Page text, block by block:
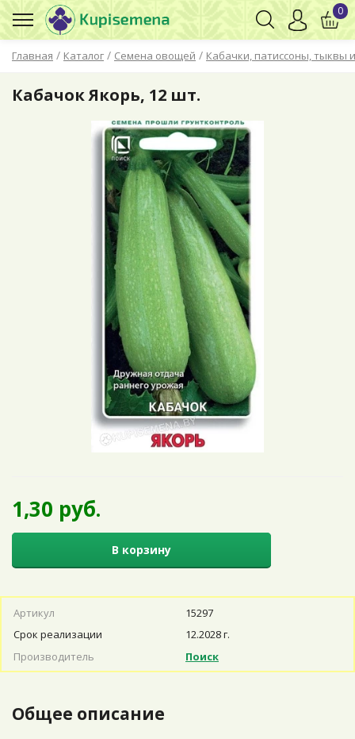
Главная / Каталог / Семена овощей / Кабачки, патиссоны, тыквы
0
Кабачок Якорь, 12 шт.
1,30 руб.
В корзину
Артикул
15297
Срок реализации
12.2028 г.
Производитель
Поиск
Общее описание